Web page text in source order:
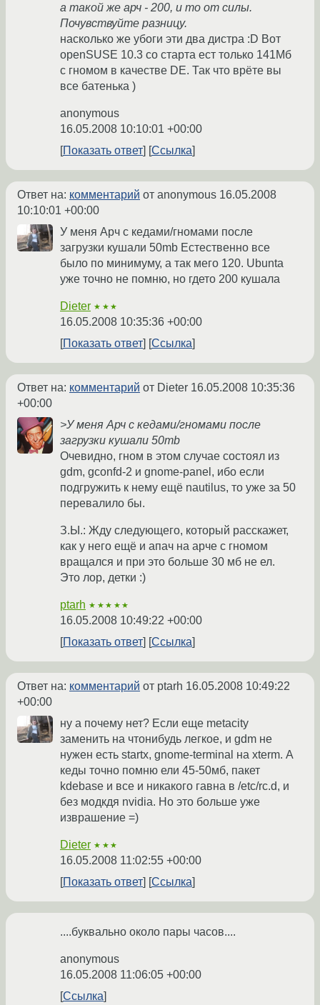
а такой же арч - 200, и то от силы.
Почувствуйте разницу.
насколько же убоги эти два дистра :D Вот
openSUSE 10.3 со старта ест только 141Мб
с гномом в качестве DE. Так что врёте вы
все батенька )
anonymous
16.05.2008 10:10:01 +00:00
Показать ответ
Ссылка
Ответ на: комментарий от anonymous 16.05.2008
10:10:01 +00:00
У меня Арч с кедами/гномами после
загрузки кушали 50mb Естественно все
было по минимуму, а так мего 120. Ubunta
уже точно не помню, но гдето 200 кушала
Dieter ★★★
16.05.2008 10:35:36 +00:00
Показать ответ
Ссылка
Ответ на: комментарий от Dieter 16.05.2008 10:35:36
+00:00
>У меня Арч с кедами/гномами после
загрузки кушали 50mb
Очевидно, гном в этом случае состоял из
gdm, gсonfd-2 и gnome-panel, ибо если
подгружить к нему ещё nautilus, то уже за 50
перевалило бы.
З.Ы.: Жду следующего, который расскажет,
как у него ещё и апач на арче с гномом
вращался и при это больше 30 мб не ел.
Это лор, детки :)
ptarh ★★★★★
16.05.2008 10:49:22 +00:00
Показать ответ
Ссылка
Ответ на: комментарий от ptarh 16.05.2008 10:49:22
+00:00
ну а почему нет? Если еще metacity
заменить на чтонибудь легкое, и gdm не
нужен есть startx, gnome-terminal на xterm. А
кеды точно помню ели 45-50мб, пакет
kdebase и все и никакого гавна в /etc/rc.d, и
без модкдя nvidia. Но это больше уже
изврашение =)
Dieter ★★★
16.05.2008 11:02:55 +00:00
Показать ответ
Ссылка
....буквально около пары часов....
anonymous
16.05.2008 11:06:05 +00:00
Ссылка